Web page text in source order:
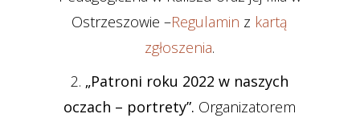
Ostrzeszowie –Regulamin z kartą
zgłoszenia.
2. „Patroni roku 2022 w naszych
oczach – portrety”. Organizatorem